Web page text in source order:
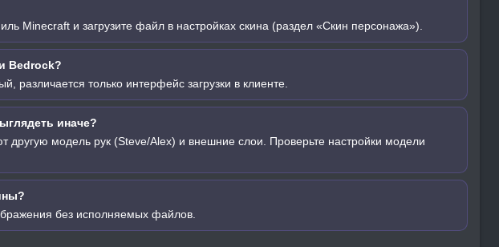
Minecraft и загрузите файл в настройках скина (раздел «Скин персонажа»).
Bedrock?
различается только интерфейс загрузки в клиенте.
иначе?
другую модель рук (Steve/Alex) и внешние слои. Проверьте настройки модели
без исполняемых файлов.